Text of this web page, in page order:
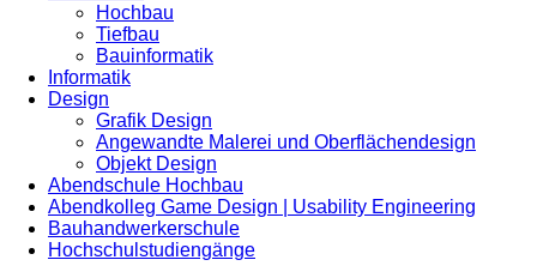
Hochbau
Tiefbau
Bauinformatik
Informatik
Design
Grafik Design
Angewandte Malerei und Oberflächendesign
Objekt Design
Abendschule Hochbau
Abendkolleg Game Design | Usability Engineering
Bauhandwerkerschule
Hochschulstudiengänge